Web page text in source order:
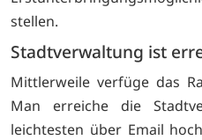
stellen.
Stadtverwaltung ist
Mittlerweile verfüge das
Man erreiche die
leichtesten über Email